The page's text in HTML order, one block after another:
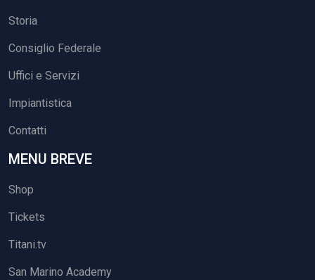
Storia
Consiglio Federale
Uffici e Servizi
Impiantistica
Contatti
MENU BREVE
Shop
Tickets
Titani.tv
San Marino Academy